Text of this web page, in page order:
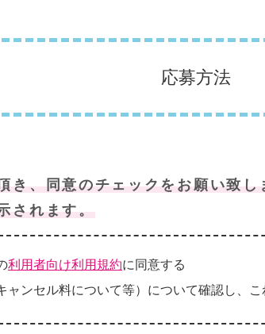
応募方法
き、同意のチェックをお願い致し
されます。
利用者向け利用規約に同意する
ャンセル料について等）について確認し、こ